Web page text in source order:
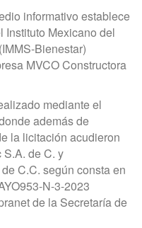
informativo establece
Instituto Mexicano del
Bienestar)
MVCO Constructora
mediante el
además de
la licitación acudieron
de C. y
C.C. según constaen
N-3-2023
de la Secretaría de